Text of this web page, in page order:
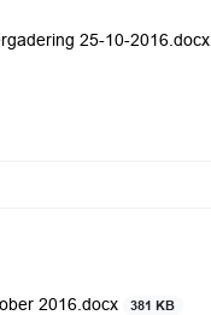
25-10-2016.docx
2016.docx
381 KB